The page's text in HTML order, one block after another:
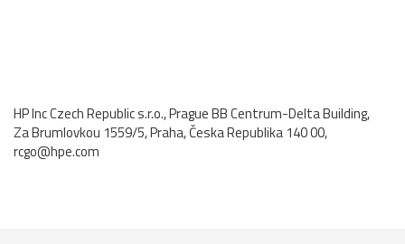
HP Inc Czech Republic s.r.o., Prague BB Centrum-Delta Building,
Za Brumlovkou 1559/5, Praha, Česka Republika 140 00,
rcgo@hpe.com